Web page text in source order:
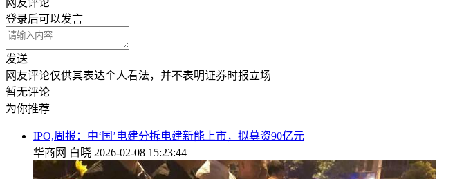
网友评论
登录后可以发言
发送
网友评论仅供其表达个人看法，并不表明证券时报立场
暂无评论
为你推荐
IPO,周报：中‘国’电建分拆电建新能上市，拟募资90亿元
华商网 白晓 2026-02-08 15:23:44